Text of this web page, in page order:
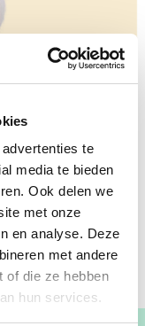
te
media te bieden
Ook delen we
met onze
en analyse. Deze
met andere
of die ze hebben
hun services.